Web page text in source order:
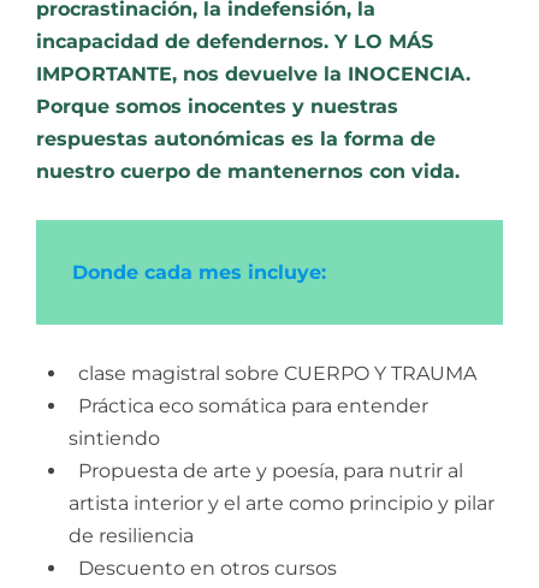
procrastinación, la indefensión, la
incapacidad de defendernos. Y LO MÁS
IMPORTANTE, nos devuelve la INOCENCIA.
Porque somos inocentes y nuestras
respuestas autonómicas es la forma de
nuestro cuerpo de mantenernos con vida.
Donde cada mes incluye:
clase magistral sobre CUERPO Y TRAUMA
Práctica eco somática para entender
sintiendo
Propuesta de arte y poesía, para nutrir al
artista interior y el arte como principio y pilar
de resiliencia
Descuento en otros cursos